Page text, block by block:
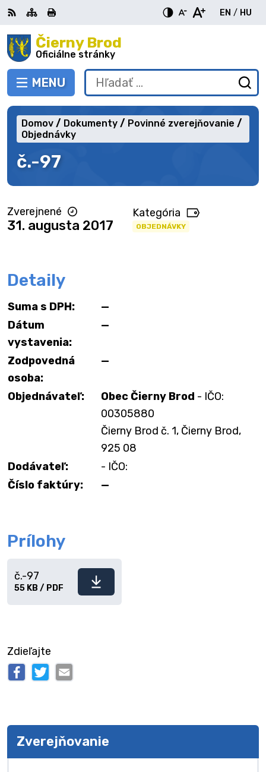
Preskočiť
na
obsah Čierny Brod
Oficiálne stránky
PREPNÚŤ
MENU
RSS MapaTlačiť
EN
English
/ HU
Hľadať:
č.-97
Domov Dokumenty
Povinné zverejňovanie
Objednávky
Zverejnené
31. augusta 2017
Kategória
OBJEDNÁVKY
Detaily
Suma s DPH:
—
Dátum
vystavenia:
—
Zodpovedná
osoba:
—
Objednávateľ: Obec Čierny Brod - IČO:
00305880
Čierny Brod č. 1, Čierny Brod,
925 08
Dodávateľ:
- IČO:
Číslo faktúry:
—
Prílohy
Stiahnuť
č.-97
55 KB / PDF
Zdieľajte
Zverejňovanie